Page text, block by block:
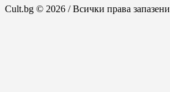
Cult.bg © 2026 / Всички права запазени